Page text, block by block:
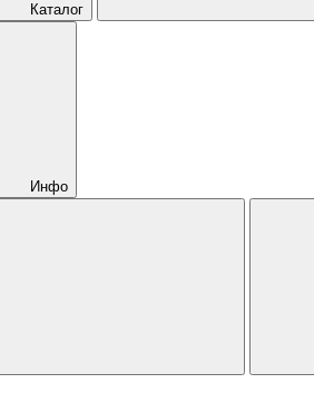
Каталог
Инфо